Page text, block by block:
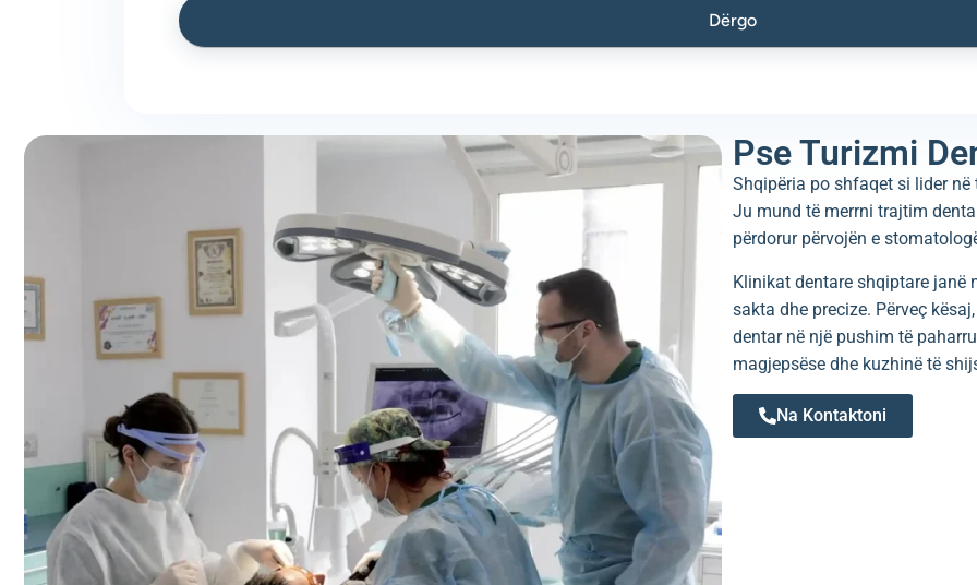
Pse Turizmi
Shqipëria po shfaqet si lider
Ju mund të merrni trajtim
përdorur përvojën e
Klinikat dentare shqiptare janë
sakta dhe precize. Përveç
dentar në një pushim të
magjepsëse dhe kuzhinë të
Na Kontaktoni